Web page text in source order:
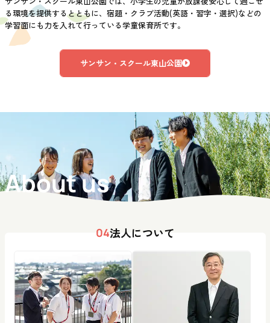
る環境を提供するとともに、宿題・クラブ活動(英語・習字・選択)などの
学習面にも力を入れて行っている学童保育所です。
サンサン・スクール東山公園
About us
04法人について